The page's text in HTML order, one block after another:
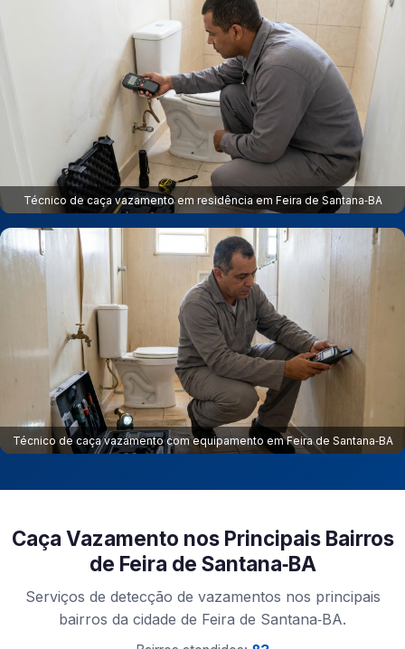
Técnico de caça vazamento em residência em Feira de Santana‑BA
Técnico de caça vazamento com equipamento em Feira de Santana‑BA
Caça Vazamento nos Principais Bairros
de Feira de Santana‑BA
Serviços de detecção de vazamentos nos principais
bairros da cidade de Feira de Santana‑BA.